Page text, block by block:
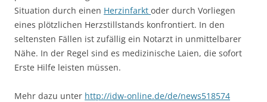
Situation durch einen Herzinfarkt oder durch Vorliegen
eines plötzlichen Herzstillstands konfrontiert. In den
seltensten Fällen ist zufällig ein Notarzt in unmittelbarer
Nähe. In der Regel sind es medizinische Laien, die sofort
Erste Hilfe leisten müssen.
Mehr dazu unter http://idw-online.de/de/news518574